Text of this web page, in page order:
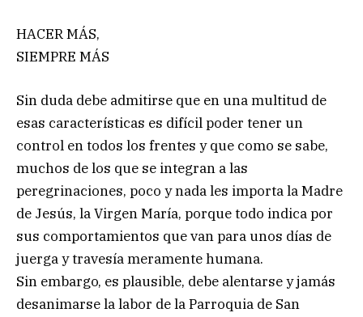
HACER MÁS,
SIEMPRE MÁS
Sin duda debe admitirse que en una multitud de
esas características es difícil poder tener un
control en todos los frentes y que como se sabe,
muchos de los que se integran a las
peregrinaciones, poco y nada les importa la Madre
de Jesús, la Virgen María, porque todo indica por
sus comportamientos que van para unos días de
juerga y travesía meramente humana.
Sin embargo, es plausible, debe alentarse y jamás
desanimarse la labor de la Parroquia de San